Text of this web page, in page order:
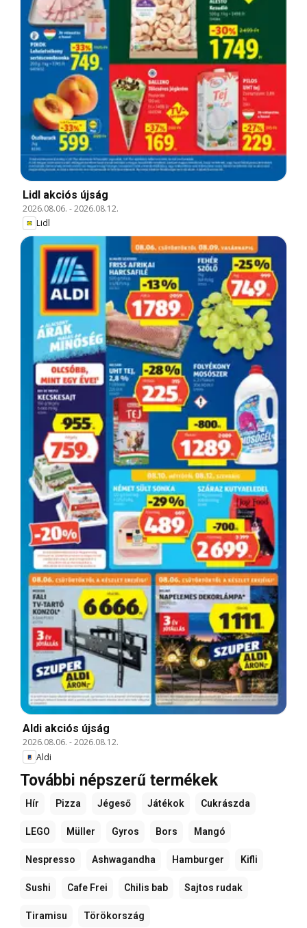
Lidl akciós újság
2026.08.06. -2026.08.12.
Lidl
Aldi akciós újság
2026.08.06. -2026.08.12.
Aldi
További népszerű termékek
Hír Pizza Jégeső Játékok Cukrászda
LEGO Müller Gyros Bors Mangó
Nespresso Ashwagandha Hamburger Kifli
Sushi Cafe Frei Chilis bab Sajtos rudak
Tiramisu Törökország